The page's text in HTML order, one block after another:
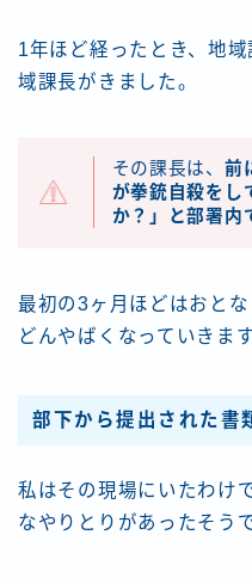
1年ほど経ったとき、地
域課長がきました。
その課長は、 前
が拳銃自殺をし
か？」と部署内
最初の3ヶ月ほどはおと
どんやばくなっていきます
部下から提出された書
私はその現場にいたわけ
なやりとりがあったそうで